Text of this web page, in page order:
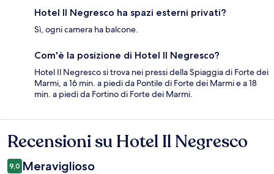
Hotel Il Negresco ha spazi esterni privati?
Sì, ogni camera ha balcone.
Com'è la posizione di Hotel Il Negresco?
Hotel Il Negresco si trova nei pressi della Spiaggia di Forte dei
Marmi, a 16 min. a piedi da Pontile di Forte dei Marmi e a 18
min. a piedi da Fortino di Forte dei Marmi.
Recensioni
Recensioni su Hotel Il Negresco
9,0 Meraviglioso